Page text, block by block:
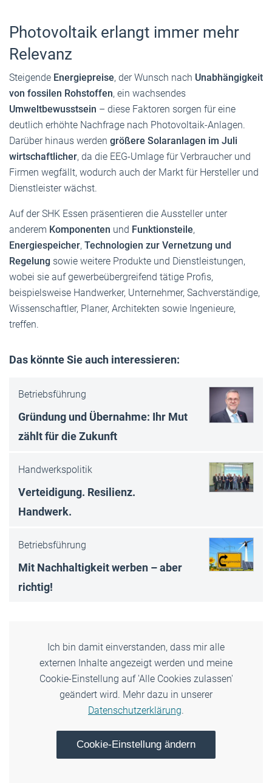
Photovoltaik erlangt immer mehr
Relevanz
Steigende Energiepreise, der Wunsch nach Unabhängigkeit
von fossilen Rohstoffen, ein wachsendes
Umweltbewusstsein – diese Faktoren sorgen für eine
deutlich erhöhte Nachfrage nach Photovoltaik-Anlagen.
Darüber hinaus werden größere Solaranlagen im Juli
wirtschaftlicher, da die EEG-Umlage für Verbraucher und
Firmen wegfällt, wodurch auch der Markt für Hersteller und
Dienstleister wächst.
Auf der SHK Essen präsentieren die Aussteller unter
anderem Komponenten und Funktionsteile,
Energiespeicher, Technologien zur Vernetzung und
Regelung sowie weitere Produkte und Dienstleistungen,
wobei sie auf gewerbeübergreifend tätige Profis,
beispielsweise Handwerker, Unternehmer, Sachverständige,
Wissenschaftler, Planer, Architekten sowie Ingenieure,
treffen.
Das könnte Sie auch interessieren:
Betriebsführung
Gründung und Übernahme: Ihr Mut
zählt für die Zukunft
Handwerkspolitik
Verteidigung. Resilienz.
Handwerk.
Betriebsführung
Mit Nachhaltigkeit werben – aber
richtig!
Ich bin damit einverstanden, dass mir alle
externen Inhalte angezeigt werden und meine
Cookie-Einstellung auf 'Alle Cookies zulassen'
geändert wird. Mehr dazu in unserer
Datenschutzerklärung.
Cookie-Einstellung ändern